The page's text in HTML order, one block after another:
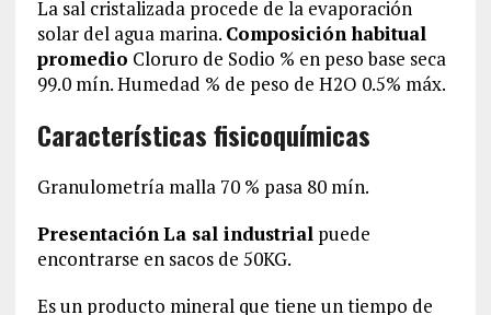
La sal cristalizada procede de la evaporación
solar del agua marina. Composición habitual
promedio Cloruro de Sodio % en peso base seca
99.0 mín. Humedad % de peso de H2O 0.5% máx.
Características fisicoquímicas
Granulometría malla 70 % pasa 80 mín.
PresentaciónLa sal industrialpuede
encontrarse en sacos de 50KG.
Es un producto mineral que tiene un tiempo de